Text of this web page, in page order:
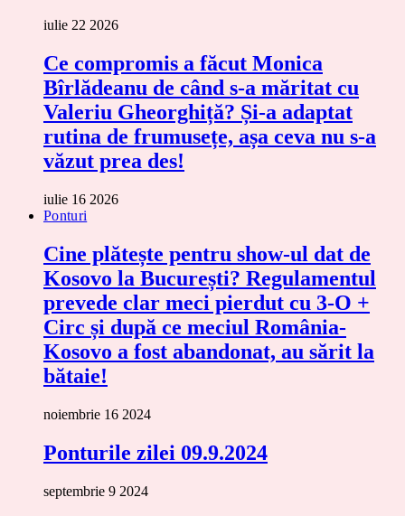
iulie 22 2026
Ce compromis a făcut Monica
Bîrlădeanu de când s-a măritat cu
Valeriu Gheorghiță? Și-a adaptat
rutina de frumusețe, așa ceva nu s-a
văzut prea des!
iulie 16 2026
Ponturi
Cine plătește pentru show-ul dat de
Kosovo la București? Regulamentul
prevede clar meci pierdut cu 3-O +
Circ și după ce meciul România-
Kosovo a fost abandonat, au sărit la
bătaie!
noiembrie 16 2024
Ponturile zilei 09.9.2024
septembrie 9 2024